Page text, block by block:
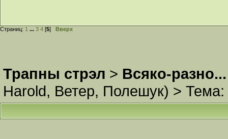
Страниц: 1 ... 3 4 [5] Вверх
Трапны стрэл > Всяко-разно...
Harold, Ветер, Полешук) > Тема: